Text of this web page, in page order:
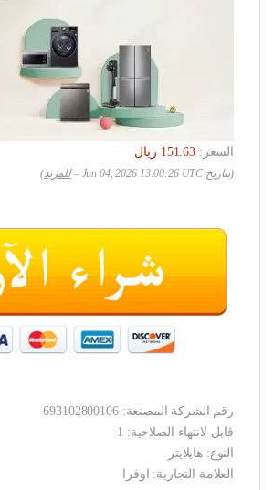
السعر:
‏151.63 ريال
(بتاريخ Jun 04, 2026 13:00:26 UTC – للمزيد)
رقم الشركة المصنعة: 693102800106
قابل لانتهاء الصلاحية: 1
النوع: هايلايتر
العلامة التجارية: اوفرا